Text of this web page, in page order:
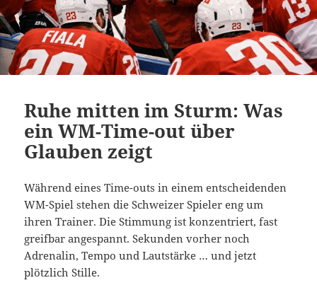
Ruhe mitten im Sturm: Was
ein WM-Time-out über
Glauben zeigt
Während eines Time-outs in einem entscheidenden
WM-Spiel stehen die Schweizer Spieler eng um
ihren Trainer. Die Stimmung ist konzentriert, fast
greifbar angespannt. Sekunden vorher noch
Adrenalin, Tempo und Lautstärke … und jetzt
plötzlich Stille.